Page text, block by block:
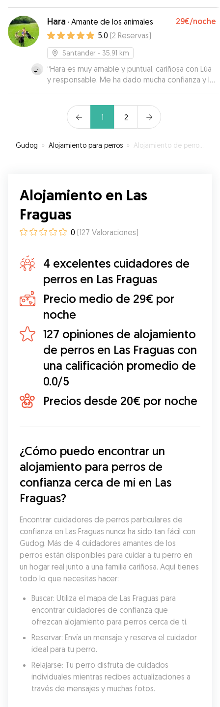
Hara · Amante de los animales 29€/noche
5.0 (2 Reservas)
Santander - 35.91 km
“Hara es muy amable y puntual, cariñosa con Lúa
y responsable. Me ha dado mucha confianza y la
recomiendo como paseadora. Gracias”
1 2
Gudog » Alojamiento para perros » Alojamiento de perros en Las Fraguas
Alojamiento en Las
Fraguas
0 (127 Valoraciones)
4 excelentes cuidadores de
perros en Las Fraguas
Precio medio de 29€ por
noche
127 opiniones de alojamiento
de perros en Las Fraguas con
una calificación promedio de
0.0/5
Precios desde 20€ por noche
¿Cómo puedo encontrar un
alojamiento para perros de
confianza cerca de mí en Las
Fraguas?
Encontrar cuidadores de perros particulares de
confianza en Las Fraguas nunca ha sido tan fácil con
Gudog. Más de 4 cuidadores amantes de los
perros están disponibles para cuidar a tu perro en
un hogar real junto a una familia cariñosa. Aquí tienes
todo lo que necesitas hacer:
Buscar: Utiliza el mapa de Las Fraguas para
encontrar cuidadores de confianza que
ofrezcan alojamiento para perros cerca de ti.
Reservar: Envía un mensaje y reserva el cuidador
ideal para tu perro.
Relajarse: Tu perro disfruta de cuidados
individuales mientras recibes actualizaciones a
través de mensajes y muchas fotos.